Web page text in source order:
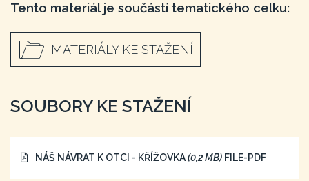
Tento materiál je součástí tematického celku:
MATERIÁLY KE STAŽENÍ
SOUBORY KE STAŽENÍ
NÁŠ NÁVRAT K OTCI - KŘÍŽOVKA(0,2 MB) FILE-PDF